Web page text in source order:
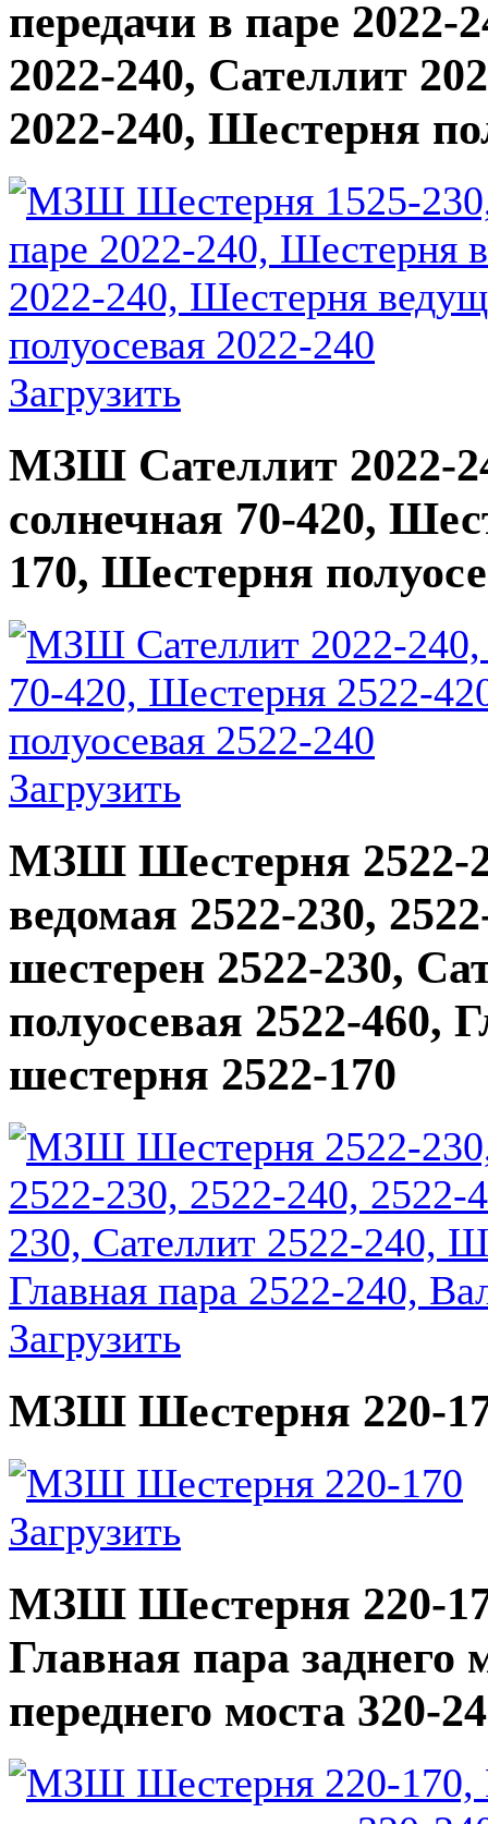
передачи в паре
2022-240, Сателлит
2022-240, Шестерня
Загрузить
МЗШ Сателлит 2022-
солнечная 70-420,
170, Шестерня
Загрузить
МЗШ Шестерня 2522-
ведомая 2522-230,
шестерен 2522-230,
полуосевая 2522-460,
шестерня 2522-170
Загрузить
МЗШ Шестерня 220-
Загрузить
МЗШ Шестерня 220-
Главная пара заднего
переднего моста 320-